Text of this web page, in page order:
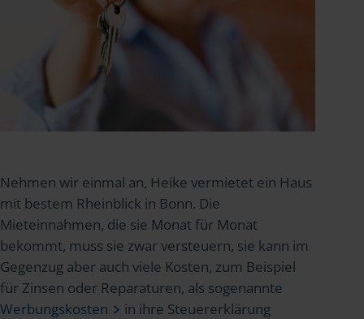
Nehmen wir einmal an, Heike vermietet ein Haus
mit bestem Rheinblick in Bonn. Die
Mieteinnahmen, die sie Monat für Monat
bekommt, muss sie zwar versteuern, sie kann im
Gegenzug aber auch viele Kosten, zum Beispiel
für Zinsen oder Reparaturen, als sogenannte
Werbungskosten
in ihre Steuererklärung